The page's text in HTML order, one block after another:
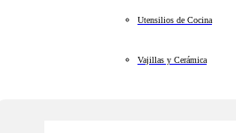
Utensilios de Cocina
Vajillas y Cerámica